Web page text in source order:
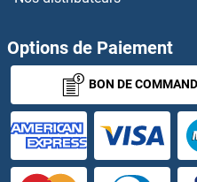
PDHB Kits ELISA
PDHX Kits ELISA
PDIA2 Kits ELISA
PDIA3 Kits ELISA
Options de Paiement
BON DE